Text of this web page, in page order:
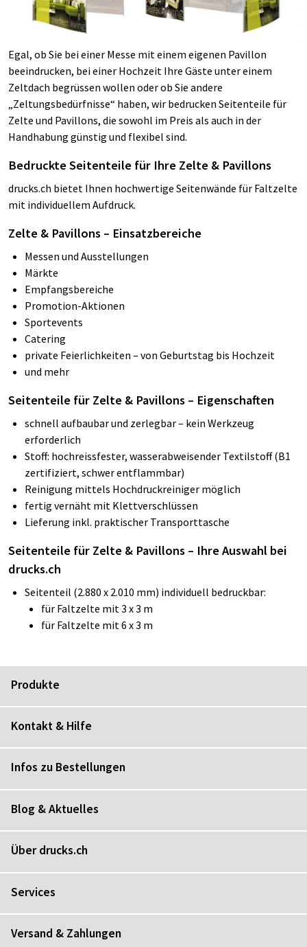
Egal, ob Sie bei einer Messe mit einem eigenen Pavillon
beeindrucken, bei einer Hochzeit Ihre Gäste unter einem
Zeltdach begrüssen wollen oder ob Sie andere
„Zeltungsbedürfnisse“ haben, wir bedrucken Seitenteile für
Zelte und Pavillons, die sowohl im Preis als auch in der
Handhabung günstig und flexibel sind.
Bedruckte Seitenteile für Ihre Zelte & Pavillons
drucks.ch bietet Ihnen hochwertige Seitenwände für Faltzelte
mit individuellem Aufdruck.
Zelte & Pavillons – Einsatzbereiche
​Messen und Ausstellungen
Märkte
Empfangsbereiche
Promotion-Aktionen
Sportevents
Catering
private Feierlichkeiten – von Geburtstag bis Hochzeit
und mehr
Seitenteile für Zelte & Pavillons – Eigenschaften
schnell aufbaubar und zerlegbar – kein Werkzeug
erforderlich
Stoff: hochreissfester, wasserabweisender Textilstoff (B1
zertifiziert, schwer entflammbar)
Reinigung mittels Hochdruckreiniger möglich
fertig vernäht mit Klettverschlüssen
Lieferung inkl. praktischer Transporttasche
Seitenteile für Zelte & Pavillons – Ihre Auswahl bei
drucks.ch
Seitenteil (2.880 x 2.010 mm) individuell bedruckbar:
für Faltzelte mit 3 x 3 m
für Faltzelte mit 6 x 3 m
Produkte
Kontakt & Hilfe
Infos zu Bestellungen
Blog & Aktuelles
Über drucks.ch
Services
Versand & Zahlungen